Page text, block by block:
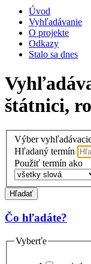
Úvod
Vyhľadávanie
O projekte
Odkazy
Stalo sa dnes
štátnici,
Výber
Hľadaný termín
Použiť termín ako
Hľadať
Čo hľadáte?
Vyberťe